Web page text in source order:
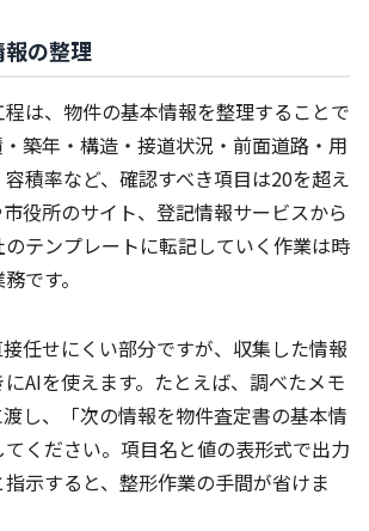
の整理
は、物件の基本情報を整理することで
築年・構造・接道状況・前面道路・用
積率など、確認すべき項目は20を超え
役所のサイト、登記情報サービスから
テンプレートに転記していく作業は時
です。
任せにくい部分ですが、収集した情報
AIを使えます。たとえば、調べたメモ
し、「次の情報を物件査定書の基本情
ください。項目名と値の表形式で出力
示すると、整形作業の手間が省けま